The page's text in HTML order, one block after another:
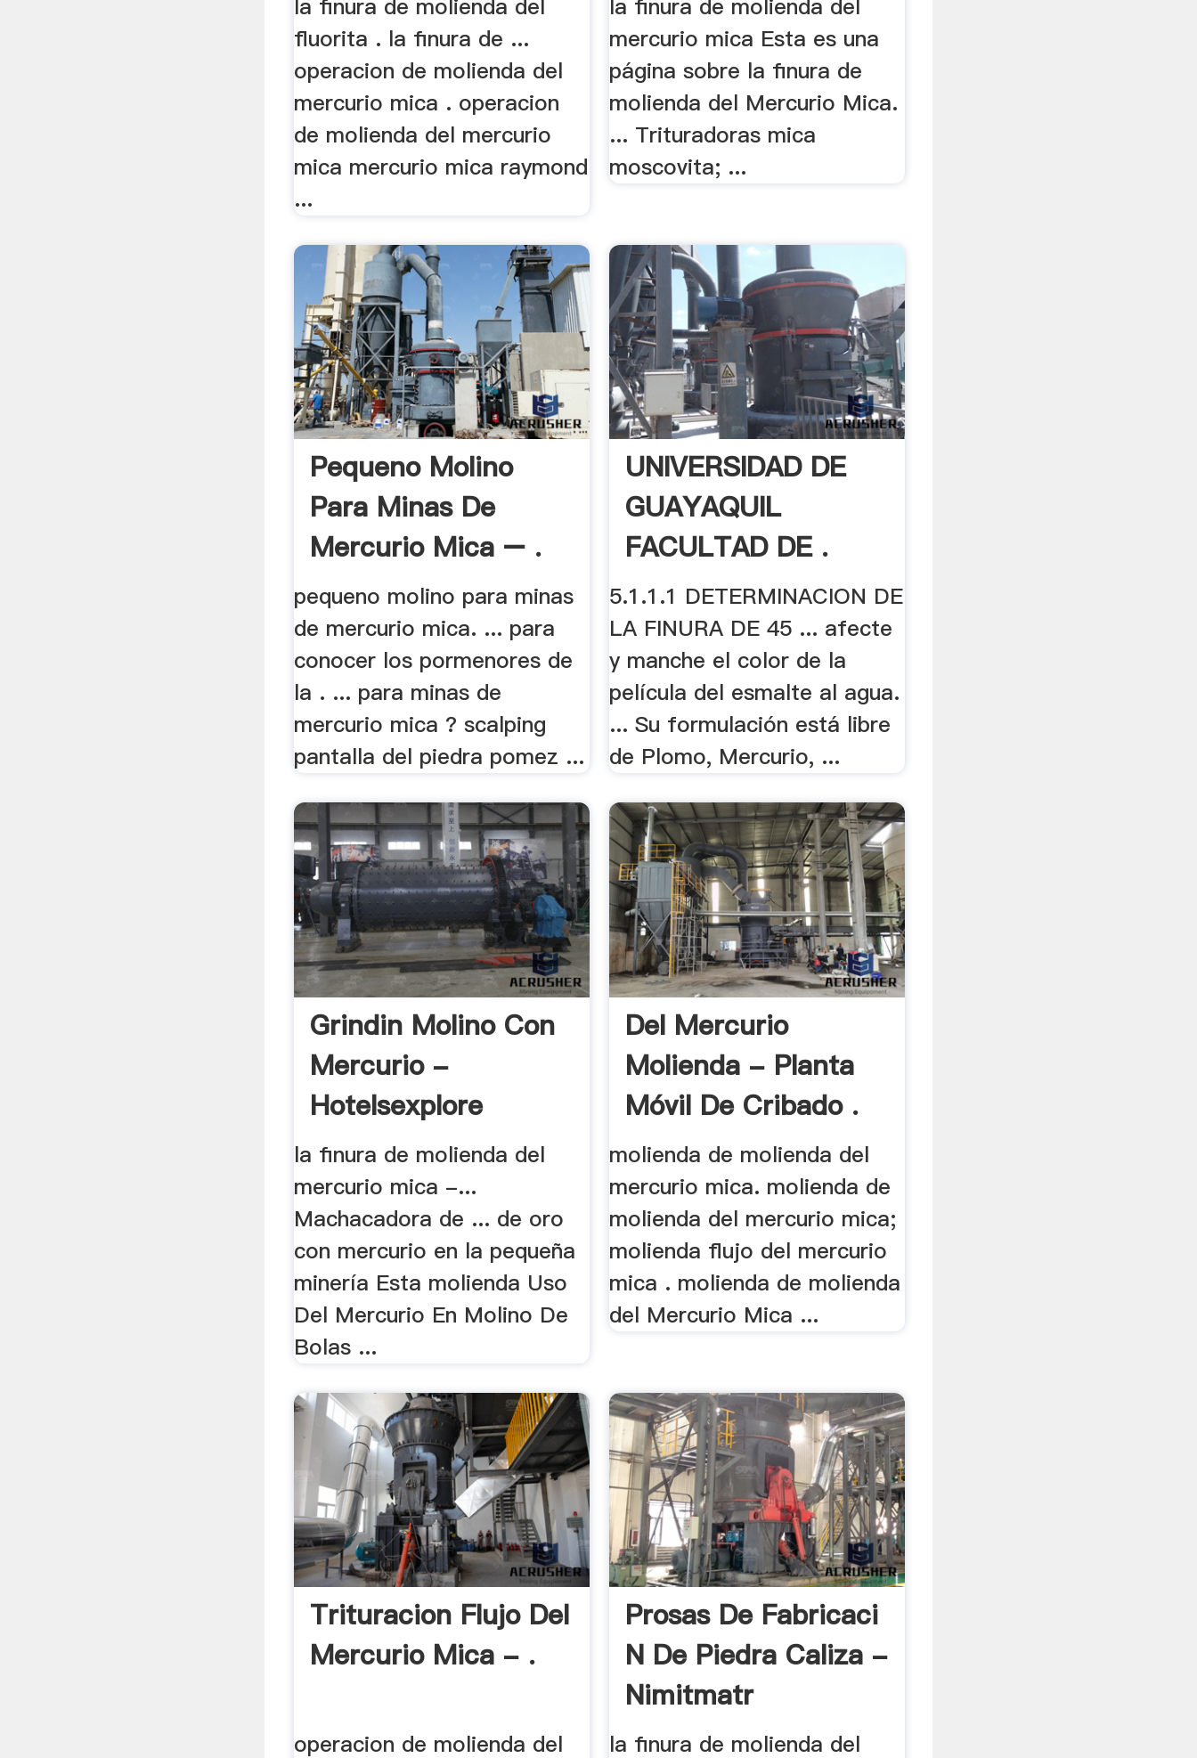
la finura de molienda del
fluorita . la finura de ...
operacion de molienda del
mercurio mica . operacion
de molienda del mercurio
mica mercurio mica raymond
...
la finura de molienda del
mercurio mica Esta es una
página sobre la finura de
molienda del Mercurio Mica.
... Trituradoras mica
moscovita; ...
Pequeno Molino
Para Minas De
Mercurio Mica – .
pequeno molino para minas
de mercurio mica. ... para
conocer los pormenores de
la . ... para minas de
mercurio mica ? scalping
pantalla del piedra pomez ...
UNIVERSIDAD DE
GUAYAQUIL
FACULTAD DE .
5.1.1.1 DETERMINACION DE
LA FINURA DE 45 ... afecte
y manche el color de la
película del esmalte al agua.
... Su formulación está libre
de Plomo, Mercurio, ...
Grindin Molino Con
Mercurio -
Hotelsexplore
la finura de molienda del
mercurio mica -...
Machacadora de ... de oro
con mercurio en la pequeña
minería Esta molienda Uso
Del Mercurio En Molino De
Bolas ...
Del Mercurio
Molienda - Planta
Móvil De Cribado .
molienda de molienda del
mercurio mica. molienda de
molienda del mercurio mica;
molienda flujo del mercurio
mica . molienda de molienda
del Mercurio Mica ...
Trituracion Flujo Del
Mercurio Mica - .
operacion de molienda del
Prosas De Fabricaci
N De Piedra Caliza -
Nimitmatr
la finura de molienda del